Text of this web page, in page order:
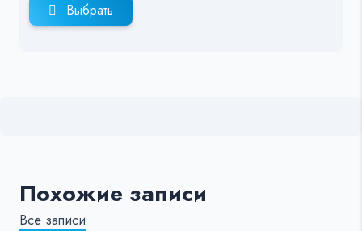
Выбрать
Похожие записи
Все записи